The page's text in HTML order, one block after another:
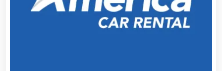
Animadores de Eventos